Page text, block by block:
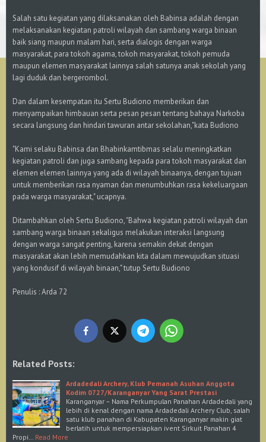
Salah satu kegiatan yang dilaksanakan oleh Babinsa adalah dengan
melaksanakan kegiatan patroli wilayah dan sambang warga binaan
baik siang maupun malam hari, serta dialogis dengan warga
masyarakat, para tokoh agama, tokoh masyarakat, tokoh pemuda
maupun elemen masyarakat lainnya salah satunya anak sekolah yang
lagi duduk dan bergerombol.
Dan dalam kesempatan itu Sertu Budiono memberikan dan
menyampaikan himbauan serta pesan pesan tentang bahaya Narkoba
secara langsung dan hindari tawuran antar sekolahan,"kata Budiono
"Kami selaku Babinsa dan Bhabinkamtibmas selalu meningkatkan
kegiatan patroli dan juga sambang kepada para tokoh masyarakat dan
elemen elemen lainnya yang ada di wilayah binaanya, dengan tujuan
untuk memberikan rasa nyaman dan menumbuhkan rasa kekeluargaan
pada warga masyarakat," ucapnya.
Ditambahkan oleh Sertu Budiono, "Bahwa kegiatan patroli wilayah dan
sambang warga binaan sekaligus melakukan interaksi langsung
dengan warga sangat penting, karena semakin dekat dengan
masyarakat akan lebih memudahkan kita dalam mewujudkan situasi
yang kondusif di wilayah binaan," tutup Sertu Budiono
Penulis : Arda 72
Related Posts:
Ardadedali Archery, Klub Pemanah Asuhan Anggota
Kodim 0727/Karanganyar Yang Sarat Prestasi
Karanganyar – Nama Perkumpulan Panahan Ardadedali yang
lebih di kenal dengan nama Ardadedali Archery Club, salah
satu klub panahan di Kabupaten Karanganyar makin giat
berlatih untuk mempersiapkan ivent Sirkuit Panahan 4
Propi… Read More